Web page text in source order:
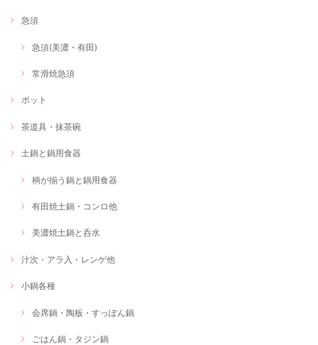
急須
急須(美濃・有田)
常滑焼急須
ポット
茶道具・抹茶碗
土鍋と鍋用食器
柄が揃う鍋と鍋用食器
有田焼土鍋・コンロ他
美濃焼土鍋と呑水
汁次・アラ入・レンゲ他
小鍋各種
会席鍋・陶板・すっぽん鍋
ごはん鍋・タジン鍋